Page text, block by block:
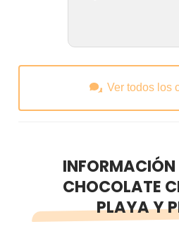
Ver todos los
CHOCOLATE
PLAYA Y